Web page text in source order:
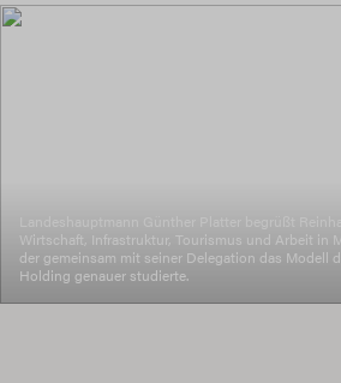
Wirtschaft, Infrastruktur, Tourismus und Arbeit in
der gemeinsam mit seiner Delegation das Modell
Holding genauer studierte.